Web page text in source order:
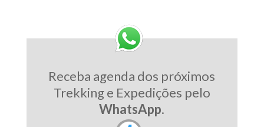
Receba agenda dos próximos
Trekking e Expedições pelo
WhatsApp.